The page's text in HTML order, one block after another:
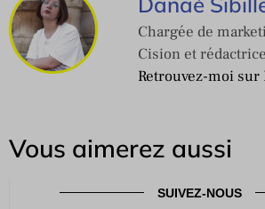
Chargée de
Cision et
Retrouvez-moi
Vous aimerez aussi
SUIVEZ-NOUS